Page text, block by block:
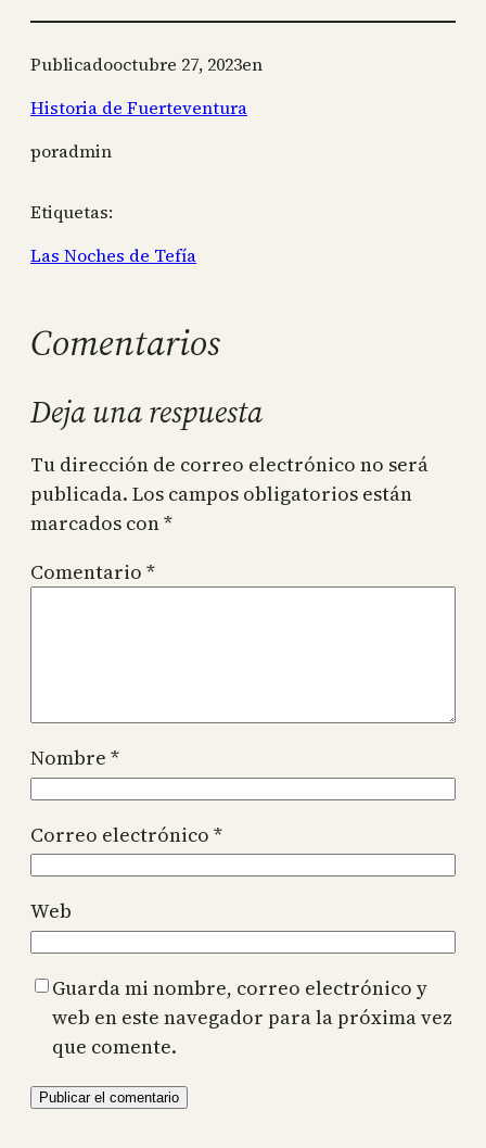
Publicadooctubre 27, 2023en
Historia de Fuerteventura
poradmin
Etiquetas:
Las Noches de Tefía
Comentarios
Deja una respuesta
Tu dirección de correo electrónico no será
publicada. Los campos obligatorios están
marcados con*
Comentario *
Nombre *
Correo electrónico *
Web
Guarda mi nombre, correo electrónico y
web en este navegador para la próxima vez
que comente.